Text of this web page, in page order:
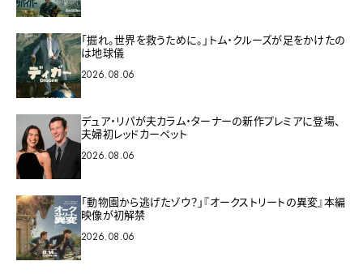
「掘れ。世界を救うために。」トム・クルーズが足をかけたの
は地球儀
2026.08.06
デュア・リパが夫カラム・ターナーの新作プレミアに登場、
夫婦初レッドカーペット
2026.08.06
「動物園から逃げたゾウ？」『オークストリートの異変』本編
映像が初解禁
2026.08.06